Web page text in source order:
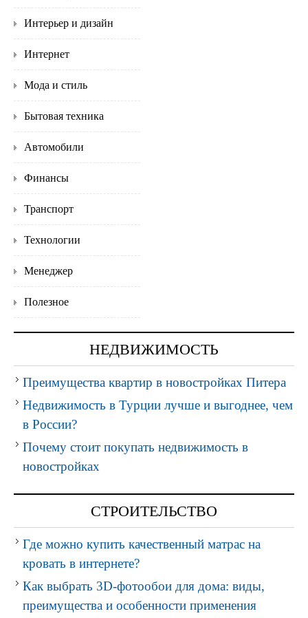
Интерьер и дизайн
Интернет
Мода и стиль
Бытовая техника
Автомобили
Финансы
Транспорт
Технологии
Менеджер
Полезное
НЕДВИЖИМОСТЬ
Преимущества квартир в новостройках Питера
Недвижимость в Турции лучше и выгоднее, чем
в России?
Почему стоит покупать недвижимость в
новостройках
СТРОИТЕЛЬСТВО
Где можно купить качественный матрас на
кровать в интернете?
Как выбрать 3D-фотообои для дома: виды,
преимущества и особенности применения